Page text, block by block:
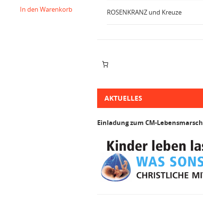
In den Warenkorb ROSENKRANZ und Kreuze
AKTUELLES
Einladung zum CM-Lebensmarsch